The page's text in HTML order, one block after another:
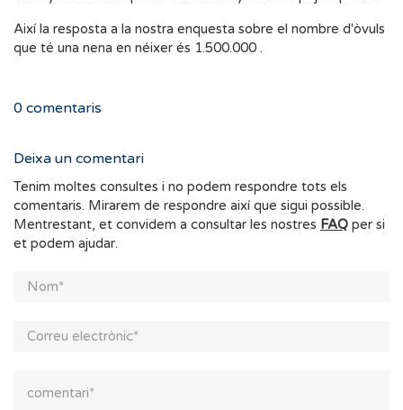
Així la resposta a la nostra enquesta sobre el nombre d'òvuls
que té una nena en néixer és 1.500.000 .
0 comentaris
Deixa un comentari
Tenim moltes consultes i no podem respondre tots els
comentaris. Mirarem de respondre així que sigui possible.
Mentrestant, et convidem a consultar les nostres FAQ per si
et podem ajudar.